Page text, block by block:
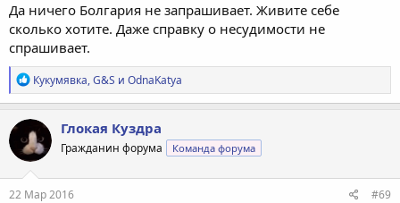
Да ничего Болгария не запрашивает. Живите себе
сколько хотите. Даже справку о несудимости не
спрашивает.
Р
е
а
к
ц
и
и
:
Кукумявка,G&S и OdnaKatya
Глокая Куздра
Гражданин форума Команда форума
22 Мар 2016 #69